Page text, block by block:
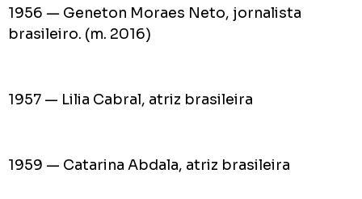
1956 — Geneton Moraes Neto, jornalista
brasileiro. (m. 2016)
1957 — Lilia Cabral, atriz brasileira
1959 — Catarina Abdala, atriz brasileira